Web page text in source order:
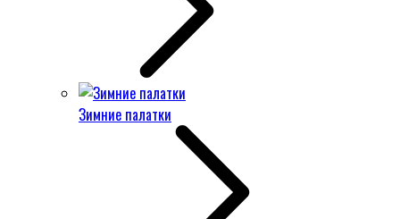
Зимние палатки